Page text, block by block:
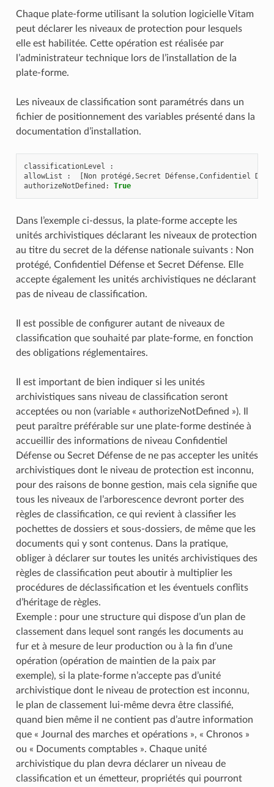
Chaque plate-forme utilisant la solution logicielle Vitam
peut déclarer les niveaux de protection pour lesquels
elle est habilitée. Cette opération est réalisée par
l’administrateur technique lors de l’installation de la
plate-forme.
Les niveaux de classification sont paramétrés dans un
fichier de positionnement des variables présenté dans la
documentation d’installation.
classificationLevel
:
allowList
: [Non protégé,Secret Défense,Confidentiel
authorizeNotDefined : True
Dans l’exemple ci-dessus, la plate-forme accepte les
unités archivistiques déclarant les niveaux de protection
au titre du secret de la défense nationale suivants : Non
protégé, Confidentiel Défense et Secret Défense. Elle
accepte également les unités archivistiques ne déclarant
pas de niveau de classification.
Il est possible de configurer autant de niveaux de
classification que souhaité par plate-forme, en fonction
des obligations réglementaires.
Il est important de bien indiquer si les unités
archivistiques sans niveau de classification seront
acceptées ou non (variable « authorizeNotDefined »). Il
peut paraître préférable sur une plate-forme destinée à
accueillir des informations de niveau Confidentiel
Défense ou Secret Défense de ne pas accepter les unités
archivistiques dont le niveau de protection est inconnu,
pour des raisons de bonne gestion, mais cela signifie que
tous les niveaux de l’arborescence devront porter des
règles de classification, ce qui revient à classifier les
pochettes de dossiers et sous-dossiers, de même que les
documents qui y sont contenus. Dans la pratique,
obliger à déclarer sur toutes les unités archivistiques des
règles de classification peut aboutir à multiplier les
procédures de déclassification et les éventuels conflits
d’héritage de règles.
Exemple : pour une structure qui dispose d’un plan de
classement dans lequel sont rangés les documents au
fur et à mesure de leur production ou à la fin d’une
opération (opération de maintien de la paix par
exemple), si la plate-forme n’accepte pas d’unité
archivistique dont le niveau de protection est inconnu,
le plan de classement lui-même devra être classifié,
quand bien même il ne contient pas d’autre information
que « Journal des marches et opérations », « Chronos »
ou « Documents comptables ». Chaque unité
archivistique du plan devra déclarer un niveau de
classification et un émetteur, propriétés qui pourront